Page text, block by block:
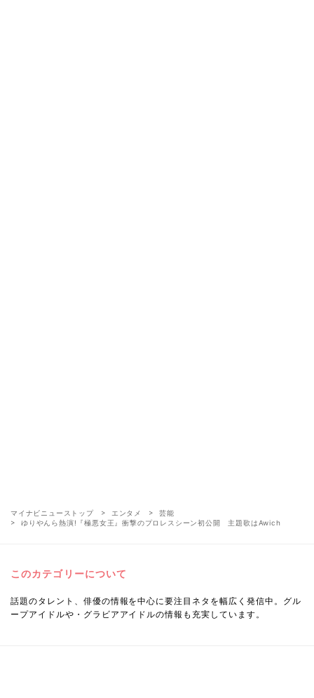
マイナビニューストップ エンタメ
芸能
ゆりやんら熱演!『極悪女王』衝撃のプロレスシーン初公開 主題歌はAwich
このカテゴリーについて
話題のタレント、俳優の情報を中心に要注目ネタを幅広く発信中。グル
ープアイドルや・グラビアアイドルの情報も充実しています。